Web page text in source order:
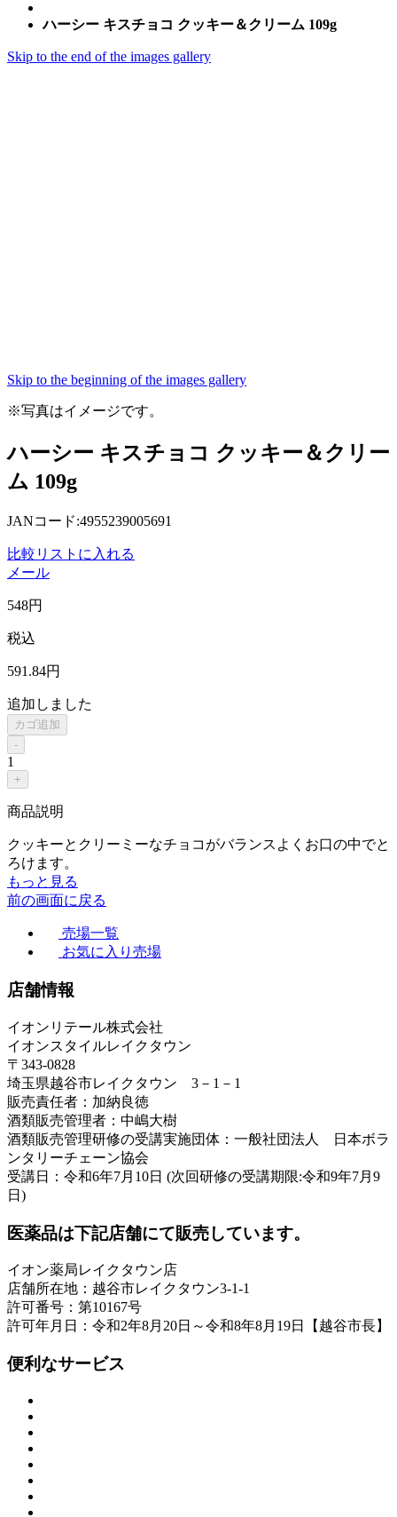
ハーシー キスチョコ クッキー＆クリーム 109g
Skip to the end of the images gallery
Skip to the beginning of the images gallery
※写真はイメージです。
ハーシー キスチョコ クッキー＆クリー
ム 109g
JANコード:4955239005691
比較リストに入れる
メール
548円
税込
591.84円
追加しました
カゴ追加
-
1
+
商品説明
クッキーとクリーミーなチョコがバランスよくお口の中でと
ろけます。
もっと見る
前の画面に戻る
売場一覧
お気に入り売場
店舗情報
イオンリテール株式会社
イオンスタイルレイクタウン
〒343-0828
埼玉県越谷市レイクタウン 3－1－1
販売責任者：加納良徳
酒類販売管理者：中嶋大樹
酒類販売管理研修の受講実施団体：一般社団法人 日本ボラ
ンタリーチェーン協会
受講日：令和6年7月10日 (次回研修の受講期限:令和9年7月9
日)
医薬品は下記店舗にて販売しています。
イオン薬局レイクタウン店
店舗所在地：越谷市レイクタウン3-1-1
許可番号：第10167号
許可年月日：令和2年8月20日～令和8年8月19日【越谷市長】
便利なサービス